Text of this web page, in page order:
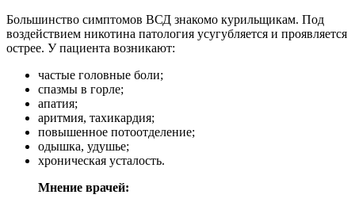
Большинство симптомов ВСД знакомо курильщикам. Под
воздействием никотина патология усугубляется и проявляется
острее. У пациента возникают:
частые головные боли;
спазмы в горле;
апатия;
аритмия, тахикардия;
повышенное потоотделение;
одышка, удушье;
хроническая усталость.
Мнение врачей: